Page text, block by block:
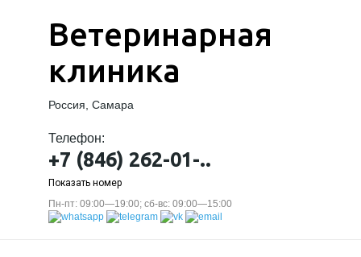
Ветеринарная
клиника
Россия, Самара
Телефон:
+7 (846) 262-01-..
Показать номер
Пн-пт: 09:00—19:00; сб-вс: 09:00—15:00